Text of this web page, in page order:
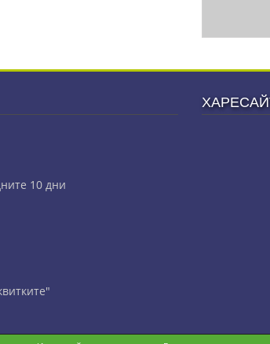
10 дни